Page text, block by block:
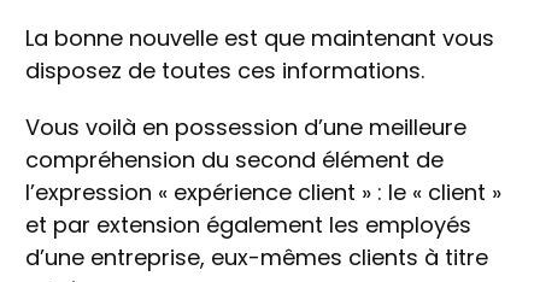
La bonne nouvelle est que maintenant vous
disposez de toutes ces informations.
Vous voilà en possession d’une meilleure
compréhension du second élément de
l’expression « expérience client » : le « client »
et par extension également les employés
d’une entreprise, eux-mêmes clients à titre